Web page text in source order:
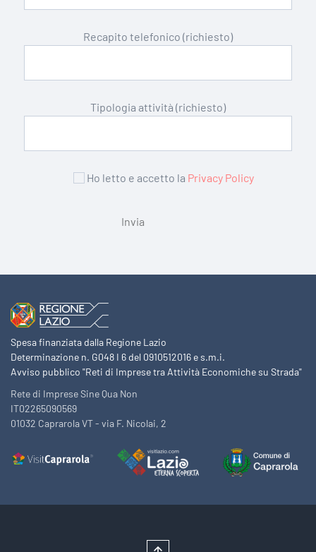
Recapito telefonico (richiesto)
Tipologia attività (richiesto)
Ho letto e accetto la Privacy Policy
Spesa finanziata dalla Regione Lazio
Determinazione n. G048 I 6 del 0910512016 e s.m.i.
Avviso pubblico "Reti di Imprese tra Attività Economiche su Strada"
Rete di Imprese Sine Qua Non
IT02265090569
01032 Caprarola VT - via F. Nicolai, 2